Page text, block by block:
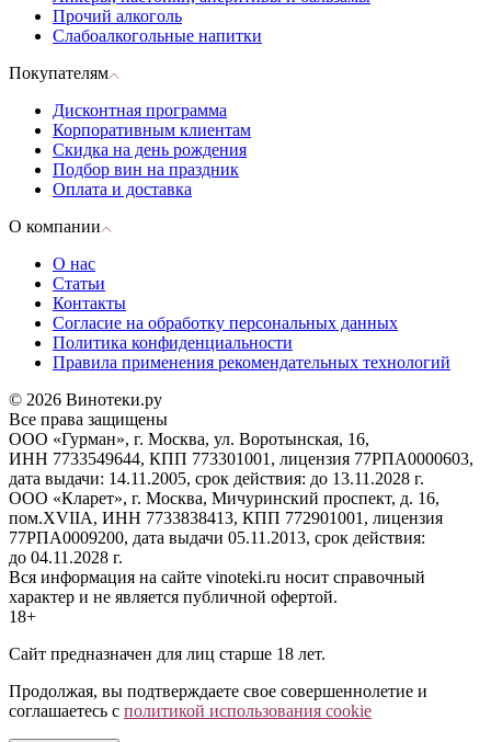
Прочий алкоголь
Слабоалкогольные напитки
Покупателям
Дисконтная программа
Корпоративным клиентам
Скидка на день рождения
Подбор вин на праздник
Оплата и доставка
О компании
О нас
Статьи
Контакты
Согласие на обработку персональных данных
Политика конфиденциальности
Правила применения рекомендательных технологий
© 2026 Винотеки.ру
Все права защищены
ООО «Гурман», г. Москва, ул. Воротынская, 16,
ИНН 7733549644, КПП 773301001, лицензия 77РПА0000603,
дата выдачи: 14.11.2005, срок действия: до 13.11.2028 г.
ООО «Кларет», г. Москва, Мичуринский проспект, д. 16,
пом.XVIIA, ИНН 7733838413, КПП 772901001, лицензия
77РПА0009200, дата выдачи 05.11.2013, срок действия:
до 04.11.2028 г.
Вся информация на сайте vinoteki.ru носит справочный
характер и не является публичной офертой.
18+
Сайт предназначен для лиц старше 18 лет.
Продолжая, вы подтверждаете свое совершеннолетие и
соглашаетесь с политикой использования cookie